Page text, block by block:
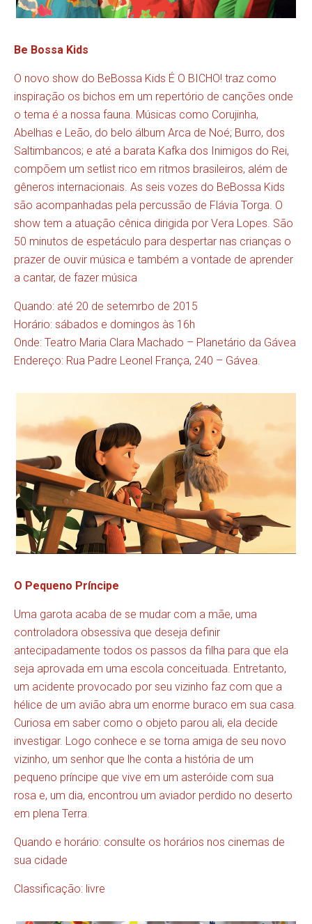
Be Bossa Kids
O novo show do BeBossa Kids É O BICHO! traz como
inspiração os bichos em um repertório de canções onde
o tema é a nossa fauna. Músicas como Corujinha,
Abelhas e Leão, do belo álbum Arca de Noé; Burro, dos
Saltimbancos; e até a barata Kafka dos Inimigos do Rei,
compõem um setlist rico em ritmos brasileiros, além de
gêneros internacionais. As seis vozes do BeBossa Kids
são acompanhadas pela percussão de Flávia Torga. O
show tem a atuação cênica dirigida por Vera Lopes. São
50 minutos de espetáculo para despertar nas crianças o
prazer de ouvir música e também a vontade de aprender
a cantar, de fazer música
Quando: até 20 de setemrbo de 2015
Horário: sábados e domingos às 16h
Onde: Teatro Maria Clara Machado – Planetário da Gávea
Endereço: Rua Padre Leonel França, 240 – Gávea.
O Pequeno Príncipe
Uma garota acaba de se mudar com a mãe, uma
controladora obsessiva que deseja definir
antecipadamente todos os passos da filha para que ela
seja aprovada em uma escola conceituada. Entretanto,
um acidente provocado por seu vizinho faz com que a
hélice de um avião abra um enorme buraco em sua casa.
Curiosa em saber como o objeto parou ali, ela decide
investigar. Logo conhece e se torna amiga de seu novo
vizinho, um senhor que lhe conta a história de um
pequeno príncipe que vive em um asteróide com sua
rosa e, um dia, encontrou um aviador perdido no deserto
em plena Terra.
Quando e horário: consulte os horários nos cinemas de
sua cidade
Classificação: livre